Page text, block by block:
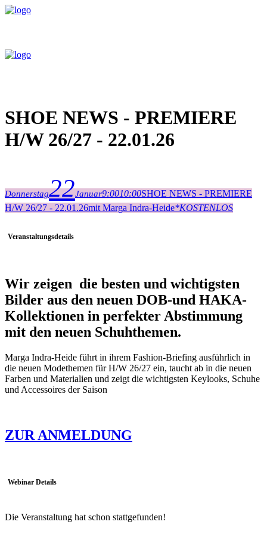
SHOE NEWS - PREMIERE
H/W 26/27 - 22.01.26
Donnerstag22Januar9:0010:00SHOE NEWS - PREMIERE
H/W 26/27 - 22.01.26mit Marga Indra-Heide*KOSTENLOS
Veranstaltungsdetails
Wir zeigen die besten und wichtigsten
Bilder aus den neuen DOB-und HAKA-
Kollektionen in perfekter Abstimmung
mit den neuen Schuhthemen.
Marga Indra-Heide führt in ihrem Fashion-Briefing ausführlich in
die neuen Modethemen für H/W 26/27 ein, taucht ab in die neuen
Farben und Materialien und zeigt die wichtigsten Keylooks, Schuhe
und Accessoires der Saison
ZUR ANMELDUNG
Webinar Details
Die Veranstaltung hat schon stattgefunden!